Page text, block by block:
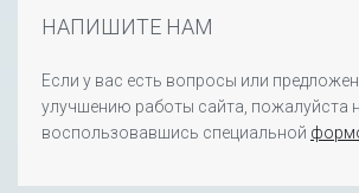
НАПИШИТЕ НАМ
Если у вас есть вопросы или
улучшению работы сайта, пожалуйста
воспользовавшись специальной